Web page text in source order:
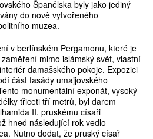
Španělska byly jako jediný
do nově vytvořeného
muzea.
v berlínském Pergamonu, které je
mimo islámský svět, vlastní
damašského pokoje. Expozici
část fasády umajjovského
monumentální exponát, vysoký
třiceti tří metrů, byl darem
II. pruskému císaři
hned následující rok vedlo
Nutno dodat, že pruský císař